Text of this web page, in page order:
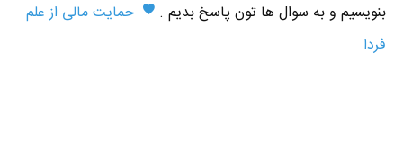
بنویسیم و به سوال ها تون پاسخ بدیم .
حمایت مالی از علم
فردا